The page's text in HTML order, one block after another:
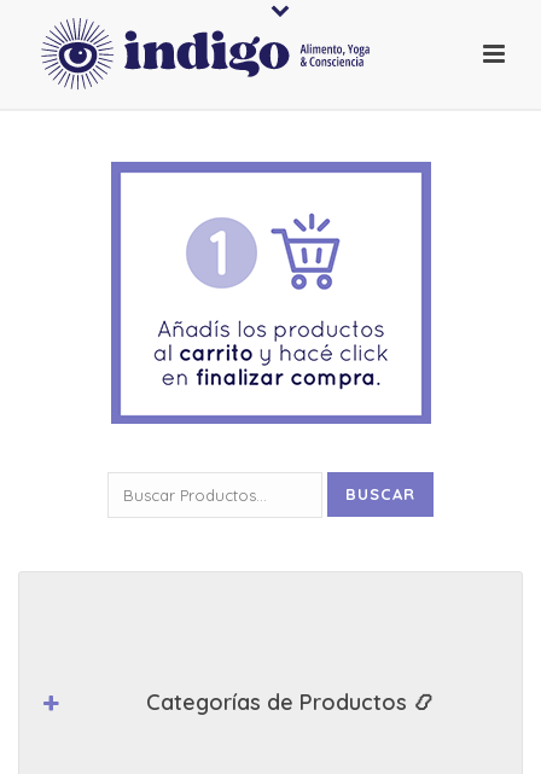
por:
BUSCAR
Categorías de Productos 📿